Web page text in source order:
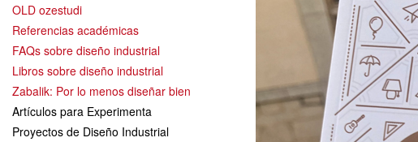
OLD ozestudi
Referencias académicas
FAQs sobre diseño industrial
Libros sobre diseño industrial
Zabalik: Por lo menos diseñar bien
Artículos para Experimenta
Proyectos de Diseño Industrial